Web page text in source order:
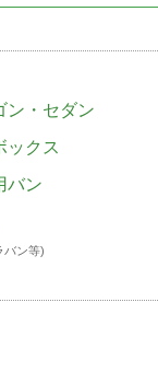
ン・セダン
ックス
バン
バン等)